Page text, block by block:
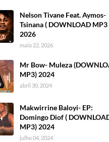
Nelson Tivane Feat. Aymos-
Tsinana ( DOWNLOAD MP3
2026
maio 22, 2026
Mr Bow- Muleza
MP3) 2024
abril 30, 2024
Makwirrine Baloyi- EP:
Domingo Diof (
MP3) 2024
julho 04, 2024